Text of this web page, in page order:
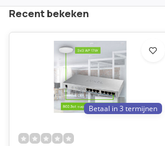
Recent bekeken
Betaal in 3 termijnen